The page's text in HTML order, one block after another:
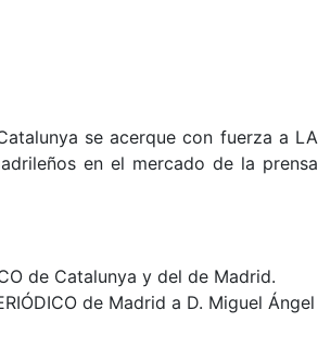
se acerque con fuerza a LA
en el mercado de la prensa
de Catalunya y del de Madrid.
de Madrid a D. Miguel Ángel